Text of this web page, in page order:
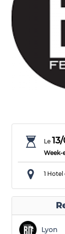
Le
Week-
1 Hotel
Lyon